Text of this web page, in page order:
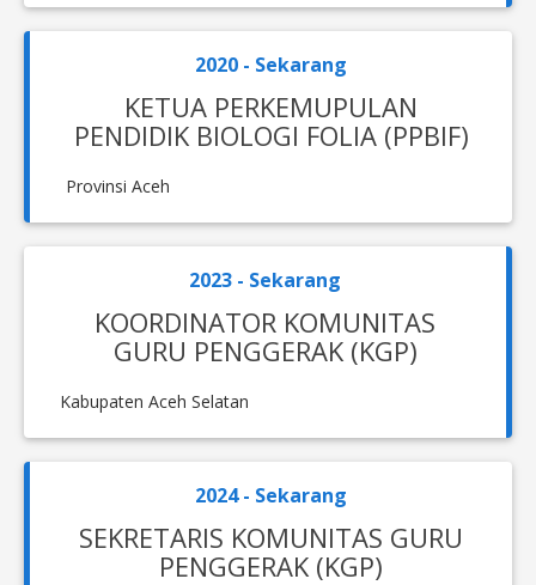
2020 - Sekarang
KETUA PERKEMUPULAN
PENDIDIK BIOLOGI FOLIA (PPBIF)
Provinsi Aceh
2023 - Sekarang
KOORDINATOR KOMUNITAS
GURU PENGGERAK (KGP)
Kabupaten Aceh Selatan
2024 - Sekarang
SEKRETARIS KOMUNITAS GURU
PENGGERAK (KGP)